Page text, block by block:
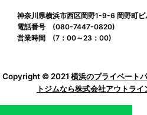
神奈川県横浜市西区岡野1-9-6 岡野町
電話番号 (080-7447-0820)
営業時間 (7：00～23：00)
Copyright © 2021 横浜のプライベート
トジムなら株式会社アウトライ